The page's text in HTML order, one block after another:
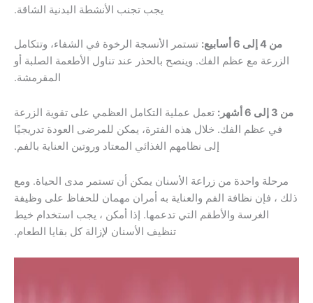
يجب تجنب الأنشطة البدنية الشاقة.
تستمر الأنسجة الرخوة في الشفاء، وتتكامل
مع عظم الفك. وينصح بالحذر عند تناول الأطعمة الصلبة أو
تعمل عملية التكامل العظمي على تقوية الزرعة
الفك. خلال هذه الفترة، يمكن للمرضى العودة تدريجيًا
إلى نظامهم الغذائي المعتاد وروتين العناية بالفم.
من زراعة الأسنان يمكن أن تستمر مدى الحياة. ومع
نظافة الفم والعناية به أمران مهمان للحفاظ على وظيفة
والأطقم التي تدعمها. إذا أمكن ، يجب استخدام خيط
تنظيف الأسنان لإزالة كل بقايا الطعام.